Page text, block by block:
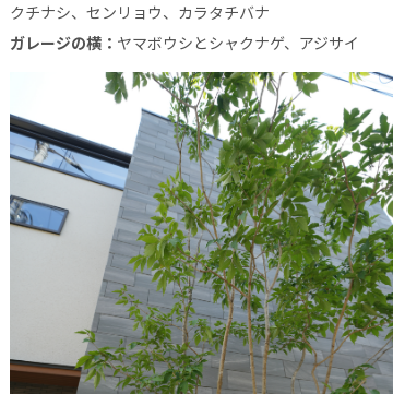
クチナシ、センリョウ、カラタチバナ
ガレージの横： ヤマボウシとシャクナゲ、アジサイ